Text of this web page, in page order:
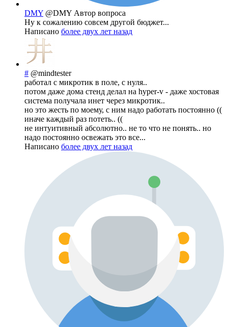
DMY @DMY Автор вопроса
Ну к сожалению совсем другой бюджет...
Написано более двух лет назад
# @mindtester
работал с микротик в поле, с нуля..
потом даже дома стенд делал на hyper-v - даже хостовая
система получала инет через микротик..
но это жесть по моему, с ним надо работать постоянно ((
иначе каждый раз потеть.. ((
не интуитивный абсолютно.. не то что не понять.. но
надо постоянно освежать это все...
Написано более двух лет назад